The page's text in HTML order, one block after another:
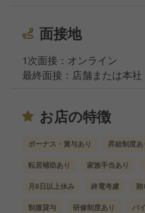
面接地
1次面接：オンライン
最終面接：店舗または本社
お店の特徴
ボーナス・賞与あり 昇給制度あ
転居補助あり 家族手当あり
月8日以上休み 終電考慮
制服貸与 研修制度あり バ